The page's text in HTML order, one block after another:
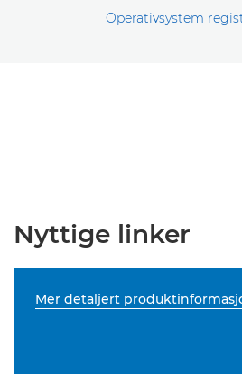
Operativsystem
Nyttige linker
Mer detaljert